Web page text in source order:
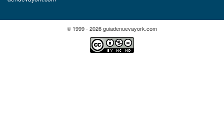
© 1999 - 2026 guiadenuevayork.com